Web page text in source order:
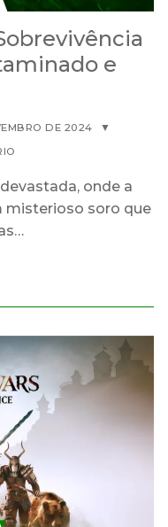
e
DE 2024
▼
onde a
misterioso soro que